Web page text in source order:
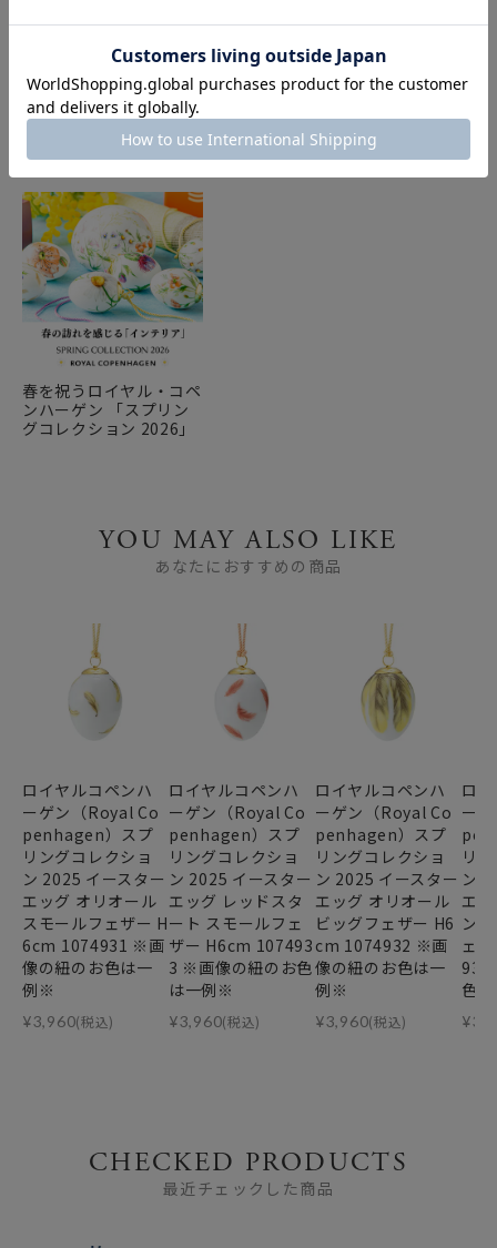
FEATURE
特集
春を祝うロイヤル・コペ
ンハーゲン 「スプリン
グコレクション 2026」
YOU MAY ALSO LIKE
あなたにおすすめの商品
ロイヤルコペンハ
ーゲン（Royal Co
penhagen）スプ
リングコレクショ
ン 2025 イースター
エッグ オリオール
スモールフェザー H
6cm 1074931 ※画
像の紐のお色は一
例※
¥3,960(税込)
ロイヤルコペンハ
ーゲン（Royal Co
penhagen）スプ
リングコレクショ
ン 2025 イースター
エッグ レッドスタ
ート スモールフェ
ザー H6cm 107493
3 ※画像の紐のお色
は一例※
¥3,960(税込)
ロイヤルコペンハ
ーゲン（Royal Co
penhagen）スプ
リングコレクショ
ン 2025 イースター
エッグ オリオール
ビッグフェザー H6
cm 1074932 ※画
像の紐のお色は一
例※
¥3,960(税込)
ロ
ー
リ
ン
エ
ン
ェ
色
¥
CHECKED PRODUCTS
最近チェックした商品